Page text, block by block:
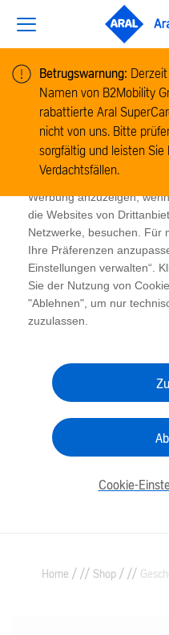
Cookie-
Wir verwenden Cookies,
unserer Website zu
das Funktionieren der
Werbung anzuzeigen,
die Websites von
Netzwerke, besuchen. Für
Ihre Präferenzen
Einstellungen verwalten“.
Sie der Nutzung von
"Ablehnen", um nur
zuzulassen.
Cookie-
Betrugswarnung:
Namen von B2Mobility
rabattierte Aral
nicht von uns. Bitte
sorgfältig und leisten Sie
Verdachtsfällen.
Home / Shop /